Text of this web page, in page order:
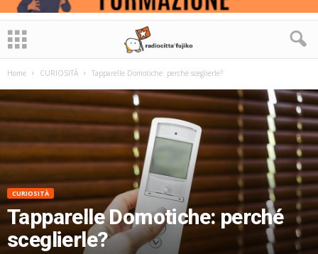
Home CURIOSITÀ Tapparelle Domotiche: perché sceglierle?
CURIOSITÀ
Tapparelle Domotiche: perché
sceglierle?